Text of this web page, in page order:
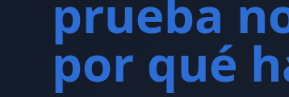
prueba
por qué